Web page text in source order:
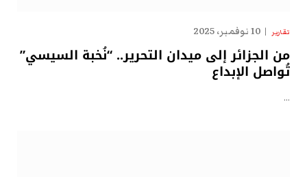
تقارير 10 نوفمبر، 2025
من الجزائر إلى ميدان التحرير.. “نُخبة السيسي”
تُواصل الإبداع
…